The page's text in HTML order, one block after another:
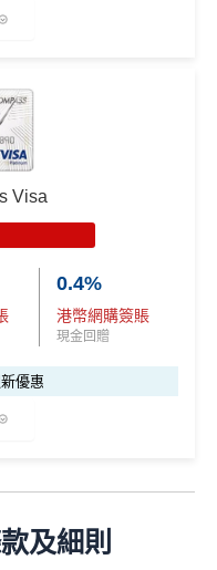
沒有相關回贈
最少1年(按簽賬年度
惠/條款/最低簽賬要求
里
簽賬得$25=1里
於20,00
0里）
簽賬滿
批核日起計之過去1
基本卡。 迎新條款：
錢」或 15,000
分(相等於$300
「獎賞錢」)
1年
、健身中心、運動服
享體驗
promotion，
簽賬
及DCC交易無回贈
)
Visa
0.4%
港幣網購簽賬
現金回贈
優惠
需要單一淨簽賬滿HK
及細則